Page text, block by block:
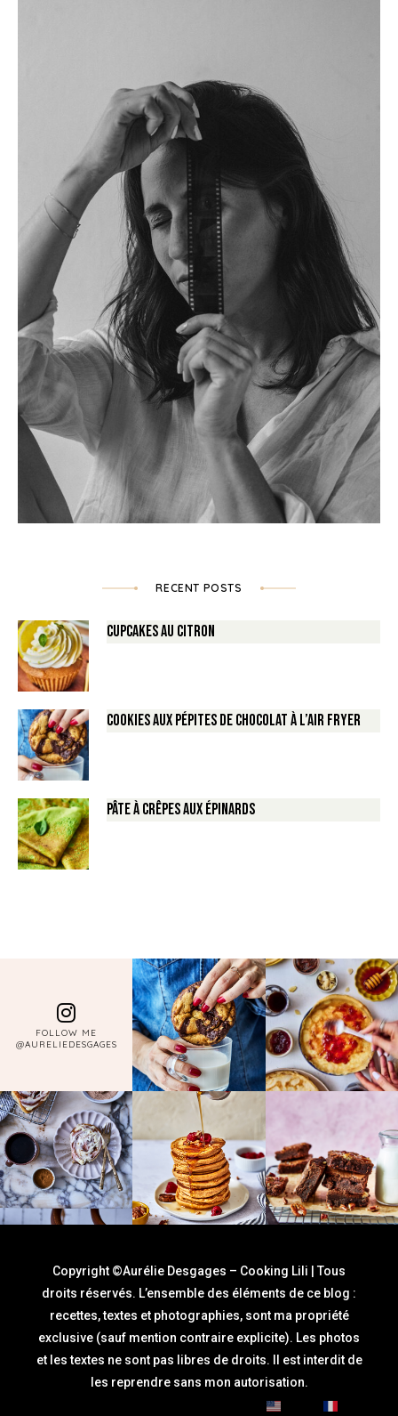
RECENT POSTS
Cupcakes au Citron
Cookies aux pépites de Chocolat à l’air fryer
Pâte à crêpes aux épinards
FOLLOW ME
@AURELIEDESGAGES
Copyright ©Aurélie Desgages – Cooking Lili | Tous
droits réservés. L’ensemble des éléments de ce blog :
recettes, textes et photographies, sont ma propriété
exclusive (sauf mention contraire explicite). Les photos
et les textes ne sont pas libres de droits. Il est interdit de
les reprendre sans mon autorisation.